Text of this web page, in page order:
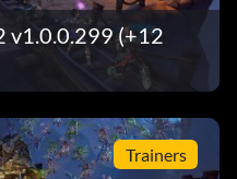
v1.0.0.299 (+12
Trainers